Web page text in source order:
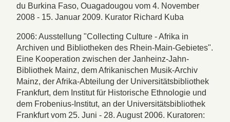
du Burkina Faso, Ouagadougou vom 4. November
2008 - 15. Januar 2009. Kurator Richard Kuba
2006: Ausstellung "Collecting Culture - Afrika in
Archiven und Bibliotheken des Rhein-Main-Gebietes".
Eine Kooperation zwischen der Janheinz-Jahn-
Bibliothek Mainz, dem Afrikanischen Musik-Archiv
Mainz, der Afrika-Abteilung der Universitätsbibliothek
Frankfurt, dem Institut für Historische Ethnologie und
dem Frobenius-Institut, an der Universitätsbibliothek
Frankfurt vom 25. Juni - 28. August 2006. Kuratoren: